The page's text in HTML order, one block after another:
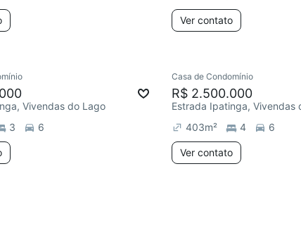
Ver contato
Vivendas do Lago
3 6
Redecorar
Casa de Condomínio
R$ 2.500.000
Estrada Ipatinga, Vivendas
403m² 4 6
Ver contato